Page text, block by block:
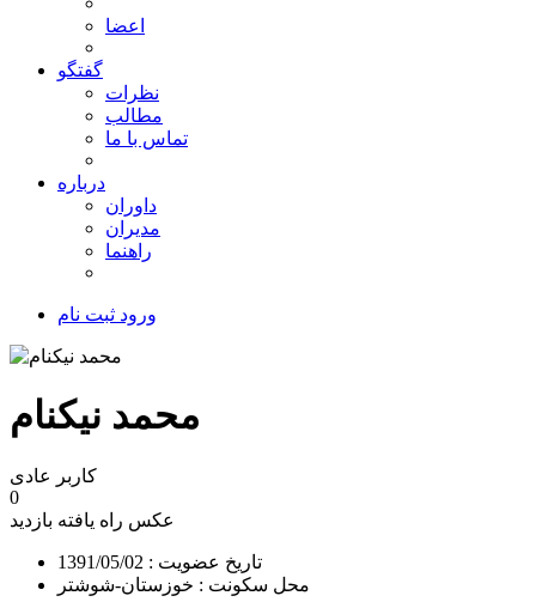
اعضا
گفتگو
نظرات
مطالب
تماس با ما
درباره
داوران
مدیران
راهنما
ورود ثبت نام
محمد نیکنام
کاربر عادی
0
عکس راه یافته بازدید
تاریخ عضویت : 1391/05/02
محل سکونت : خوزستان-شوشتر